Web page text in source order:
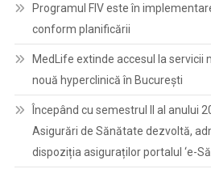
Programul FIV este în
conform planificării
MedLife extinde accesul la servicii
nouă hyperclinică în București
Începând cu semestrul II al anului
Asigurări de Sănătate dezvoltă,
dispoziția asiguraților portalul ‘e-